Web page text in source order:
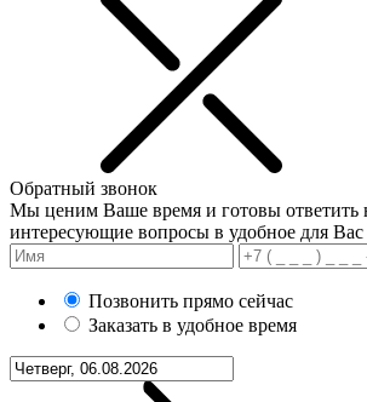
Обратный звонок
Мы ценим Ваше время и готовы ответить
интересующие вопросы в удобное для Вас
Позвонить прямо сейчас
Заказать в удобное время